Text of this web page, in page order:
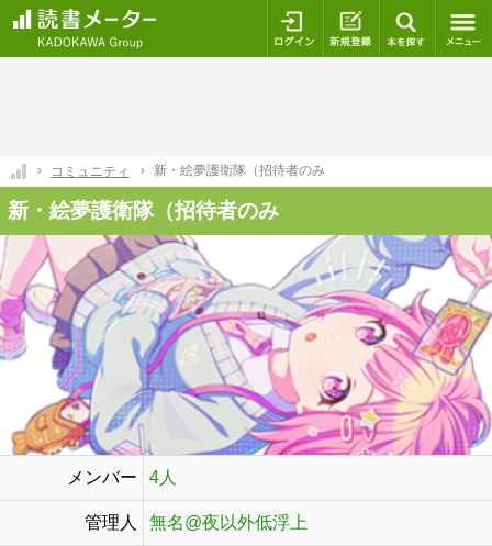
ログイン 新規登録
コミュニティ 新・絵夢護衛隊（招待者のみ
新・絵夢護衛隊（招待者のみ
メンバー 4人
管理人 無名@夜以外低浮上